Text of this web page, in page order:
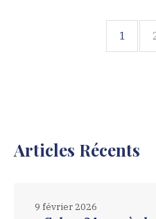
1
Articles Récents
9 février 2026